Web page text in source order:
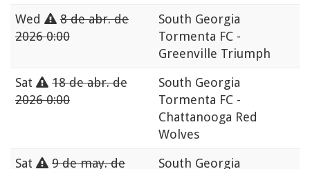
Wed
8 de abr. de
2026 0:00
South Georgia
Tormenta FC -
Greenville Triumph
Sat
18 de abr. de
2026 0:00
South Georgia
Tormenta FC -
Chattanooga Red
Wolves
Sat
9 de may. de South Georgia